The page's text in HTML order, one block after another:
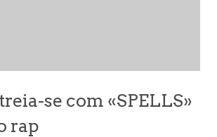
se com «SPELLS»
rap